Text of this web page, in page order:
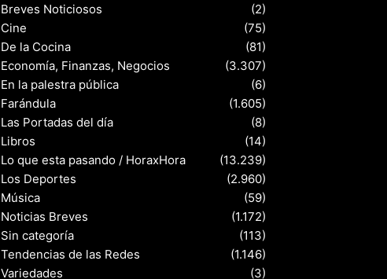
Breves Noticiosos
(2)
Cine
(75)
De la Cocina
(81)
Economía, Finanzas, Negocios
(3.307)
En la palestra pública
(6)
Farándula
(1.605)
Las Portadas del día
(8)
Libros
(14)
Lo que esta pasando / HoraxHora
(13.239)
Los Deportes
(2.960)
Música
(59)
Noticias Breves
(1.172)
Sin categoría
(113)
Tendencias de las Redes
(1.146)
Variedades
(3)